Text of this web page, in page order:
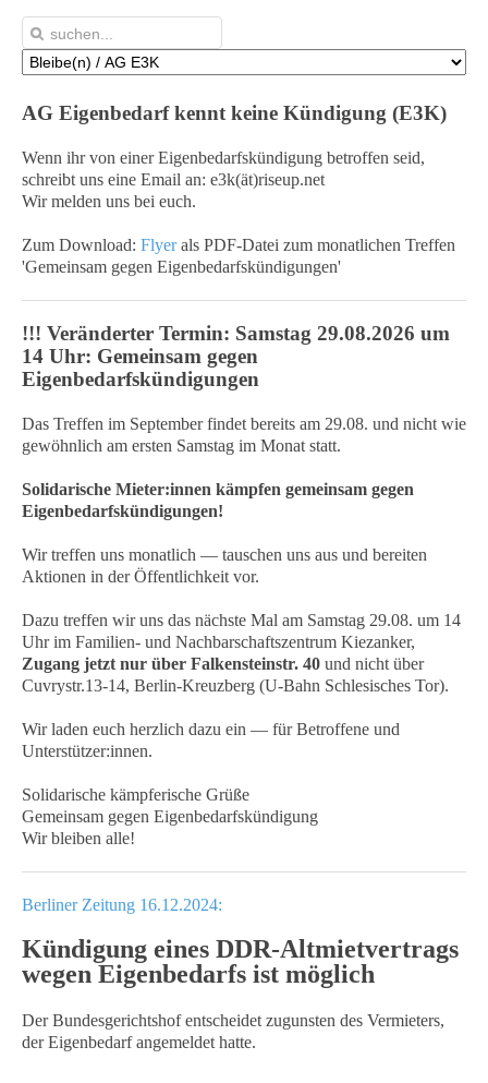
AG Eigenbedarf kennt keine Kündigung (E3K)
Wenn ihr von einer Eigenbedarfskündigung betroffen seid,
schreibt uns eine Email an: e3k(ät)riseup.net
Wir melden uns bei euch.
Zum Download: Flyerals PDF-Datei zum monatlichen Treffen
'Gemeinsam gegen Eigenbedarfskündigungen'
!!! Veränderter Termin: Samstag 29.08.2026 um
14 Uhr: Gemeinsam gegen
Eigenbedarfskündigungen
Das Treffen im September findet bereits am 29.08. und nicht wie
gewöhnlich am ersten Samstag im Monat statt.
Solidarische Mieter:innen kämpfen gemeinsam gegen
Eigenbedarfskündigungen!
Wir treffen uns monatlich — tauschen uns aus und bereiten
Aktionen in der Öffentlichkeit vor.
Dazu treffen wir uns das nächste Mal am Samstag 29.08. um 14
Uhr im Familien- und Nachbarschaftszentrum Kiezanker,
Zugang jetzt nur über Falkensteinstr. 40 und nicht über
Cuvrystr.13-14, Berlin-Kreuzberg (U-Bahn Schlesisches Tor).
Wir laden euch herzlich dazu ein — für Betroffene und
Unterstützer:innen.
Solidarische kämpferische Grüße
Gemeinsam gegen Eigenbedarfskündigung
Wir bleiben alle!
Berliner Zeitung 16.12.2024:
Kündigung eines DDR-Altmietvertrags
wegen Eigenbedarfs ist möglich
Der Bundesgerichtshof entscheidet zugunsten des Vermieters,
der Eigenbedarf angemeldet hatte.